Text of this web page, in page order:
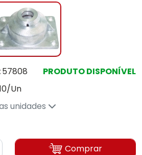
57808
PRODUTO DISPONÍVEL
Un
unidades
Comprar